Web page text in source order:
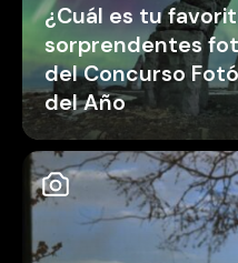
¿Cuál es tu
sorprendentes
del Concurso
del Año